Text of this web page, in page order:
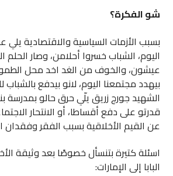
شو الفكرة؟
بسبب الأزمات السياسية والاقتصادية يلي
اليوم، الشباب خسروا أحلامن، وصار الحلم
عيشون، والخوف من الغد اخد محل
بيهدد مجتمعنا اليوم، لانو بيدفع بالشباب
الشهيد جورج زريق يلّي حرق حالو بمدرسة
قدرتو على دفع أقساطا، أو الانتحار
عن القيم الأخلاقية بسبب الفقر وفقدان
اسئلة كتيرة بتنسأل خصوصًا بعد وثيقة
البابا إلى الإمارات: